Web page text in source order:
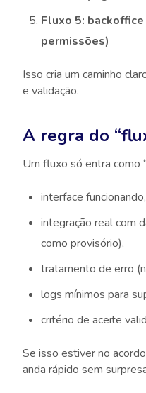
Fluxo 5: backoffice
permissões)
Isso cria um caminho
e validação.
A regra do
Um fluxo só entra como
interface funcionando,
integração real com
como provisório),
tratamento de erro
logs mínimos para
critério de aceite
Se isso estiver no
anda rápido sem